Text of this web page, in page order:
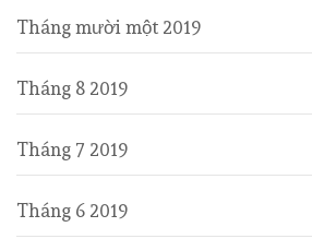
Tháng mười một 2019
Tháng 8 2019
Tháng 7 2019
Tháng 6 2019